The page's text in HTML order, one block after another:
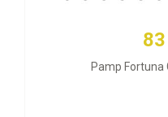
Pamp Fortuna